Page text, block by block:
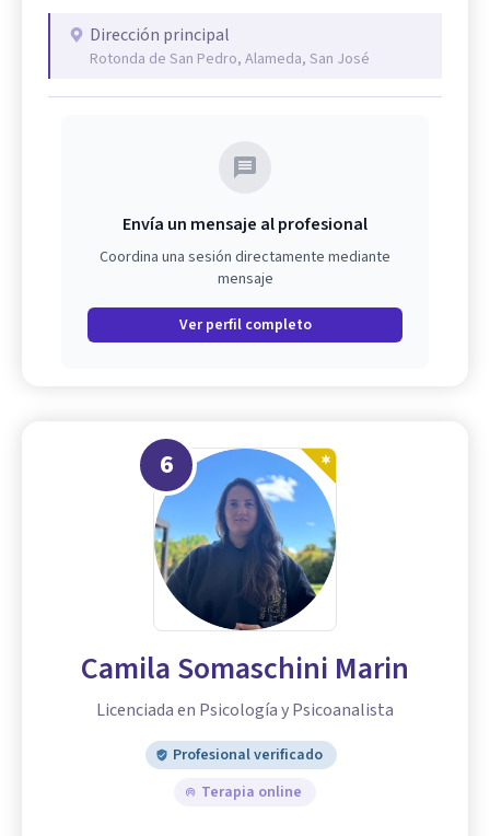
Dirección principal
Rotonda de San Pedro, Alameda, San José
Envía un mensaje al profesional
Coordina una sesión directamente mediante
mensaje
Ver perfil completo
6
Camila Somaschini Marin
Licenciada en Psicología y Psicoanalista
Profesional verificado
Terapia online